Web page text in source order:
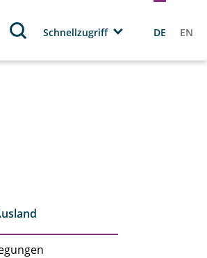
Schnellzugriff DE EN